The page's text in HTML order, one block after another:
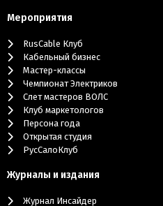
Мероприятия
RusCable Клуб
Кабельный бизнес
Мастер-классы
Чемпионат Электриков
Слет мастеров ВОЛС
Клуб маркетологов
Персона года
Открытая студия
РусСалоКлуб
Журналы и издания
Журнал Инсайдер